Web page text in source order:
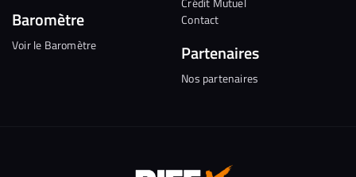
Baromètre
Voir le Baromètre
Contact
Partenaires
Nos partenaires